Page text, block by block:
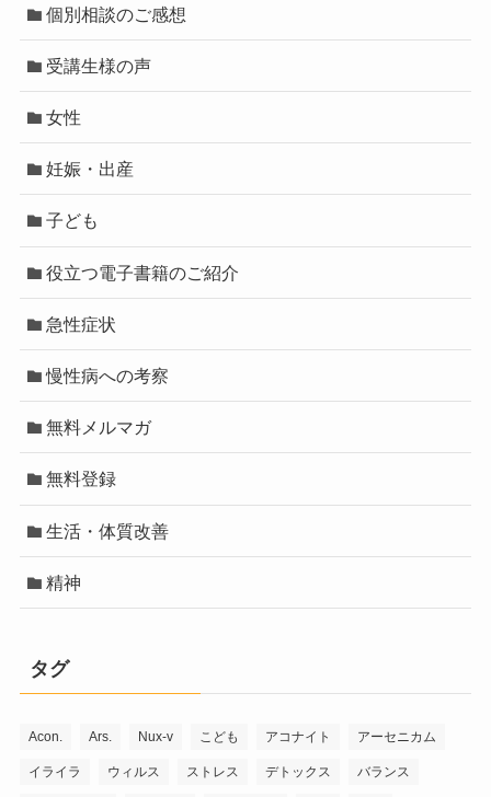
個別相談のご感想
受講生様の声
女性
妊娠・出産
子ども
役立つ電子書籍のご紹介
急性症状
慢性病への考察
無料メルマガ
無料登録
生活・体質改善
精神
タグ
Acon. Ars. Nux-v こども アコナイト アーセニカム
イライラ ウィルス ストレス デトックス バランス